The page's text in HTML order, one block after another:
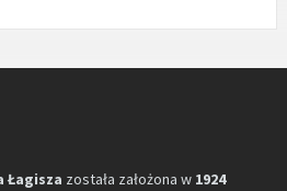
Łagisza została założona w 1924